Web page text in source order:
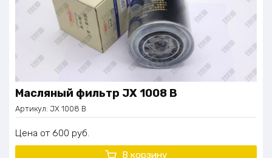
Масляный фильтр JX 1008 В
Артикул: JX 1008 В
Цена 600 руб.
В корзину